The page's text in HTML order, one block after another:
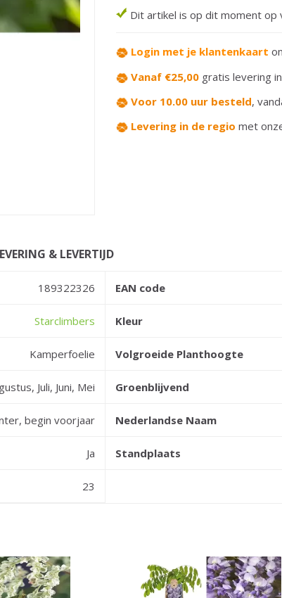
Dit artikel is op dit moment op
Login met je klantenkaart
Vanaf €25,00 gratis levering
Voor 10.00 uur besteld,
Levering in de regio met
& LEVERTIJD
189322326 EAN code
Starclimbers Kleur
Kamperfoelie Volgroeide Planthoogte
Juli, Juni, Mei Groenblijvend
begin voorjaar Nederlandse Naam
Ja Standplaats
23